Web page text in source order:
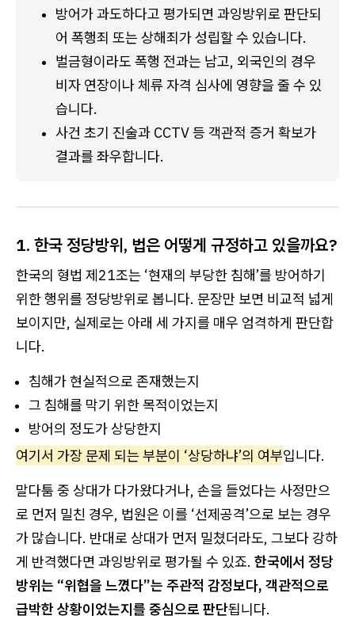
방어가 과도하다고 평가되면 과잉방위로 판단되
어 폭행죄 또는 상해죄가 성립할 수 있습니다.
벌금형이라도 폭행 전과는 남고, 외국인의 경우
비자 연장이나 체류 자격 심사에 영향을 줄 수 있
습니다.
사건 초기 진술과 CCTV 등 객관적 증거 확보가
결과를 좌우합니다.
1. 한국 정당방위, 법은 어떻게 규정하고 있을까요?
한국의 형법 제21조는 ‘현재의 부당한 침해’를 방어하기
위한 행위를 정당방위로 봅니다. 문장만 보면 비교적 넓게
보이지만, 실제로는 아래 세 가지를 매우 엄격하게 판단합
니다.
침해가 현실적으로 존재했는지
그 침해를 막기 위한 목적이었는지
방어의 정도가 상당한지
여기서 가장 문제 되는 부분이 ‘상당하냐’의 여부입니다.
말다툼 중 상대가 다가왔다거나, 손을 들었다는 사정만으
로 먼저 밀친 경우, 법원은 이를 ‘선제공격’으로 보는 경우
가 많습니다. 반대로 상대가 먼저 밀쳤더라도, 그보다 강하
게 반격했다면 과잉방위로 평가될 수 있죠. 한국에서 정당
방위는 “위협을 느꼈다”는 주관적 감정보다, 객관적으로
급박한 상황이었는지를 중심으로 판단됩니다.